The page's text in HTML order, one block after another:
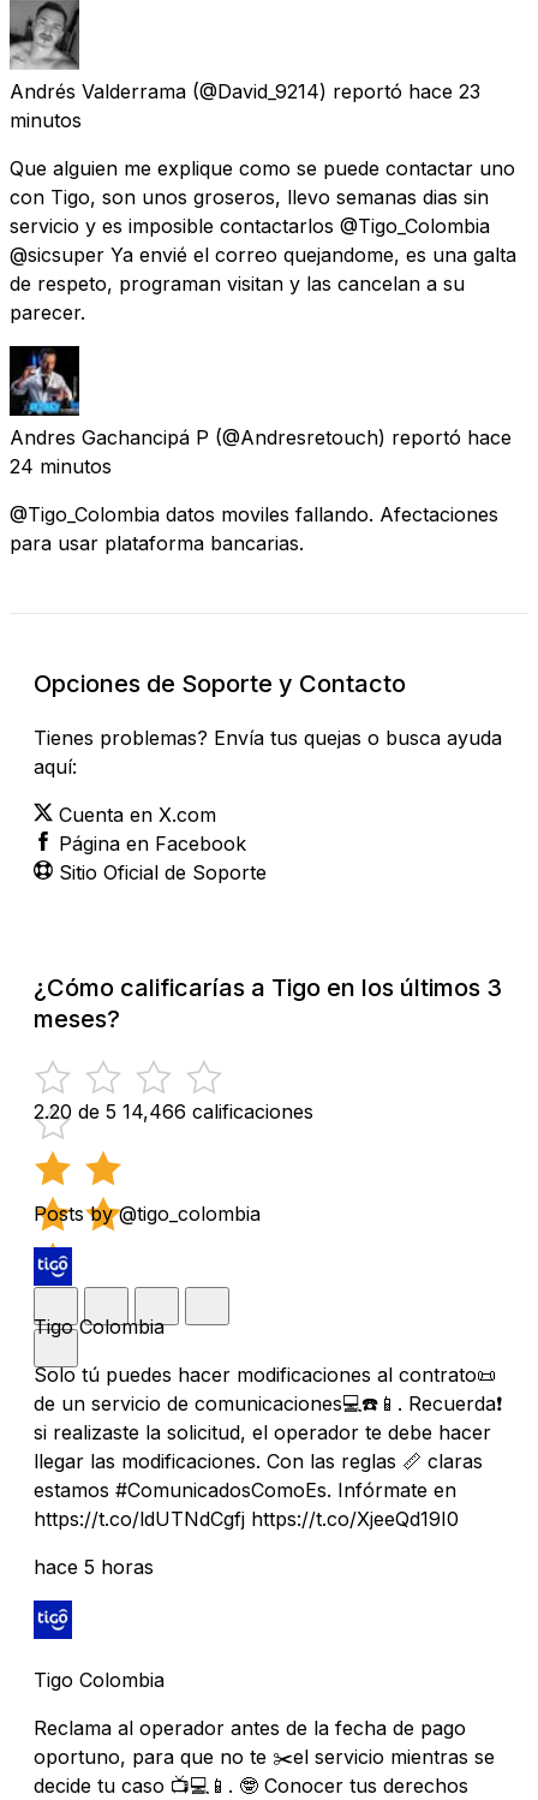
Andrés Valderrama (@David_9214) reportó hace 23
minutos
Que alguien me explique como se puede contactar uno
con Tigo, son unos groseros, llevo semanas dias sin
servicio y es imposible contactarlos @Tigo_Colombia
@sicsuper Ya envié el correo quejandome, es una galta
de respeto, programan visitan y las cancelan a su
parecer.
Andres Gachancipá P (@Andresretouch) reportó hace
24 minutos
@Tigo_Colombia datos moviles fallando. Afectaciones
para usar plataforma bancarias.
Opciones de Soporte y Contacto
Tienes problemas? Envía tus quejas o busca ayuda
aquí:
Cuenta en X.com
Página en Facebook
Sitio Oficial de Soporte
¿Cómo calificarías a Tigo en los últimos 3
meses?
2.20 de 5 14,466 calificaciones
Posts by @tigo_colombia
Tigo Colombia
Solo tú puedes hacer modificaciones al contrato📜
de un servicio de comunicaciones💻☎️📱. Recuerda❗
si realizaste la solicitud, el operador te debe hacer
llegar las modificaciones. Con las reglas 📏 claras
estamos #ComunicadosComoEs. Infórmate en
https://t.co/ldUTNdCgfj https://t.co/XjeeQd19I0
hace 5 horas
Tigo Colombia
Reclama al operador antes de la fecha de pago
oportuno, para que no te ✂️el servicio mientras se
decide tu caso 📺💻📱. 🤓 Conocer tus derechos